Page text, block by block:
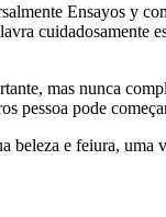
Ensayos y
cuidadosamente
mas nunca
pessoa pode
e feiura, uma